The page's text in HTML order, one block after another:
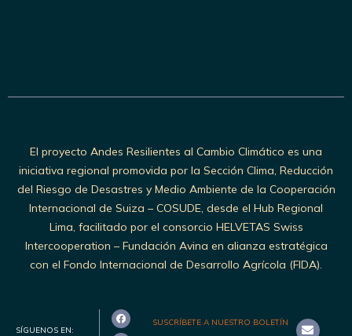
El proyecto Andes Resilientes al Cambio Climático es una
iniciativa regional promovida por la Sección Clima, Reducción
del Riesgo de Desastres y Medio Ambiente de la Cooperación
Internacional de Suiza – COSUDE, desde el Hub Regional
Lima, facilitado por el consorcio HELVETAS Swiss
Intercooperation – Fundación Avina en alianza estratégica
con el Fondo Internacional de Desarrollo Agrícola (FIDA).
SÍGUENOS EN:
SUSCRÍBETE A NUESTRO BOLETÍN